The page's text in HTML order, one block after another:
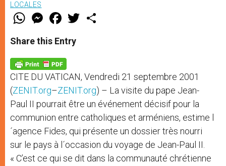
LOCALES
W
t
s
p
p
M
e
s
e
g
e
r
F
a
e
b
o
k
w
Share this Entry
CITE DU VATICAN, Vendredi 21 septembre 2001
(ZENIT.org–ZENIT.org) – La visite du pape Jean-
Paul II pourrait être un événement décisif pour la
communion entre catholiques et arméniens, estime l
´agence Fides, qui présente un dossier très nourri
sur le pays à l´occasion du voyage de Jean-Paul II.
« C’est ce qui se dit dans la communauté chrétienne